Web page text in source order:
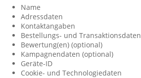
Name
Adressdaten
Kontaktangaben
Bestellungs- und Transaktionsdaten
Bewertung(en) (optional)
Kampagnendaten (optional)
Geräte-ID
Cookie- und Technologiedaten